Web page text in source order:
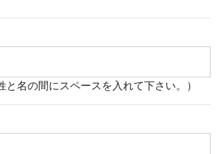
名の間にスペースを入れて下さい。）